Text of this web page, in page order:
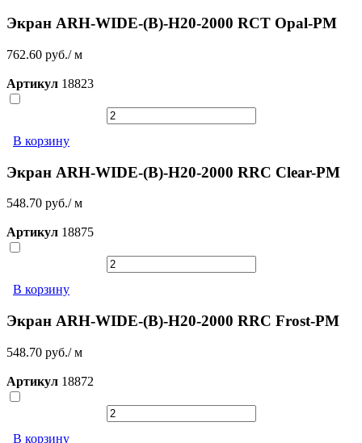
Экран ARH-WIDE-(B)-H20-2000 RCT Opal-PM
762.60 руб./ м
Артикул 18823
В корзину
Экран ARH-WIDE-(B)-H20-2000 RRC Clear-PM
548.70 руб./ м
Артикул 18875
В корзину
Экран ARH-WIDE-(B)-H20-2000 RRC Frost-PM
548.70 руб./ м
Артикул 18872
В корзину